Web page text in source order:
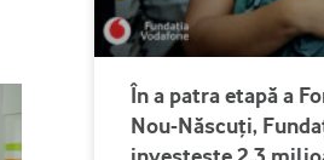
În a patra etapă a
Nou-Născuți,